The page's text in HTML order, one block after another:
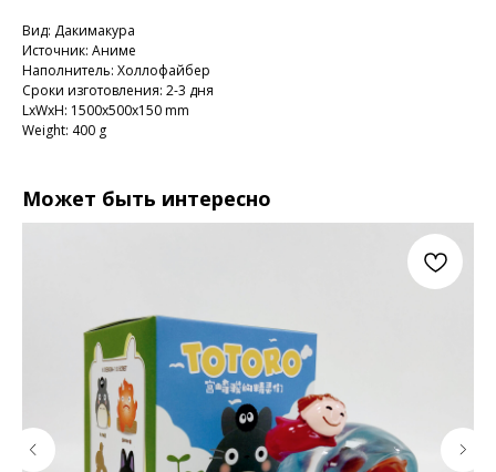
Вид: Дакимакура
Источник: Аниме
Наполнитель: Холлофайбер
Сроки изготовления: 2-3 дня
LxWxH: 1500x500x150 mm
Weight: 400 g
Может быть интересно